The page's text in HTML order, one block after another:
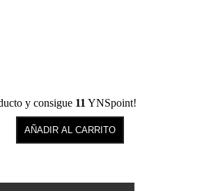
y consigue 11 YNSpoint!
AÑADIR AL CARRITO